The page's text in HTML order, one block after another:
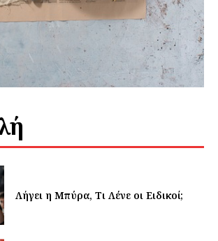
Λήγει η Μπύρα, Τι Λένε οι Ειδικοί;